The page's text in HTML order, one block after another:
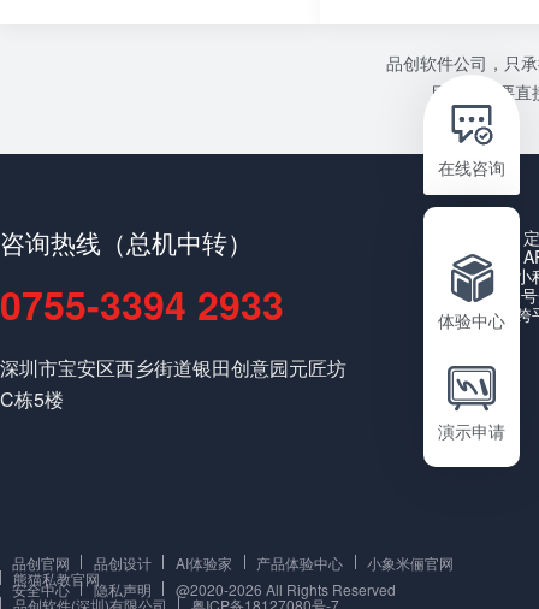
在线咨询
体验中心
演示申请
品创软件公司，只
目或者需要
咨询热线（总机中转）
0755-3394 2933
深圳市宝安区西乡街道银田创意园元匠坊
C栋5楼
公众
品创官网 品创设计 AI体验家 产品体验中心 小象米俪官网
熊猫私教官网
安全中心 隐私声明 @2020-2026 All Rights Reserved
品创软件(深圳)有限公司 粤ICP备18127080号-7